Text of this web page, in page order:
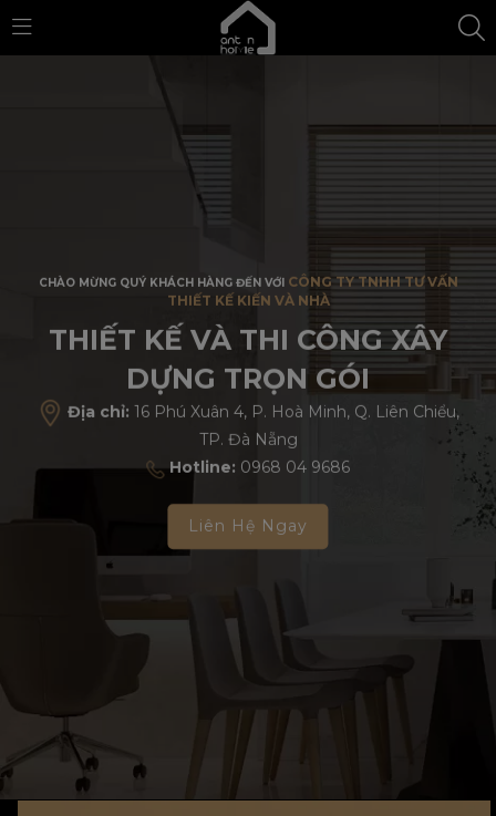
CHÀO MỪNG QUÝ KHÁCH HÀNG ĐẾN VỚI CÔNG TY TNHH TƯ VẤN
THIẾT KẾ KIẾN VÀ NHÀ
THIẾT KẾ VÀ THI CÔNG XÂY
DỰNG TRỌN GÓI
Địa chỉ: 16 Phú Xuân 4, P. Hoà Minh, Q. Liên Chiểu,
TP. Đà Nẵng
Hotline: 0968 04 9686
Liên Hệ Ngay